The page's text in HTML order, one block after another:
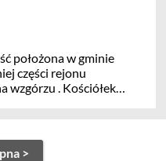
położona w gminie
wzgórzu . Kościółek
>